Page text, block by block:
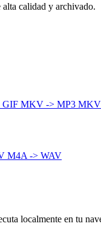
calidad y archivado.
MKV -> MP3
M4A -> WAV
localmente en tu